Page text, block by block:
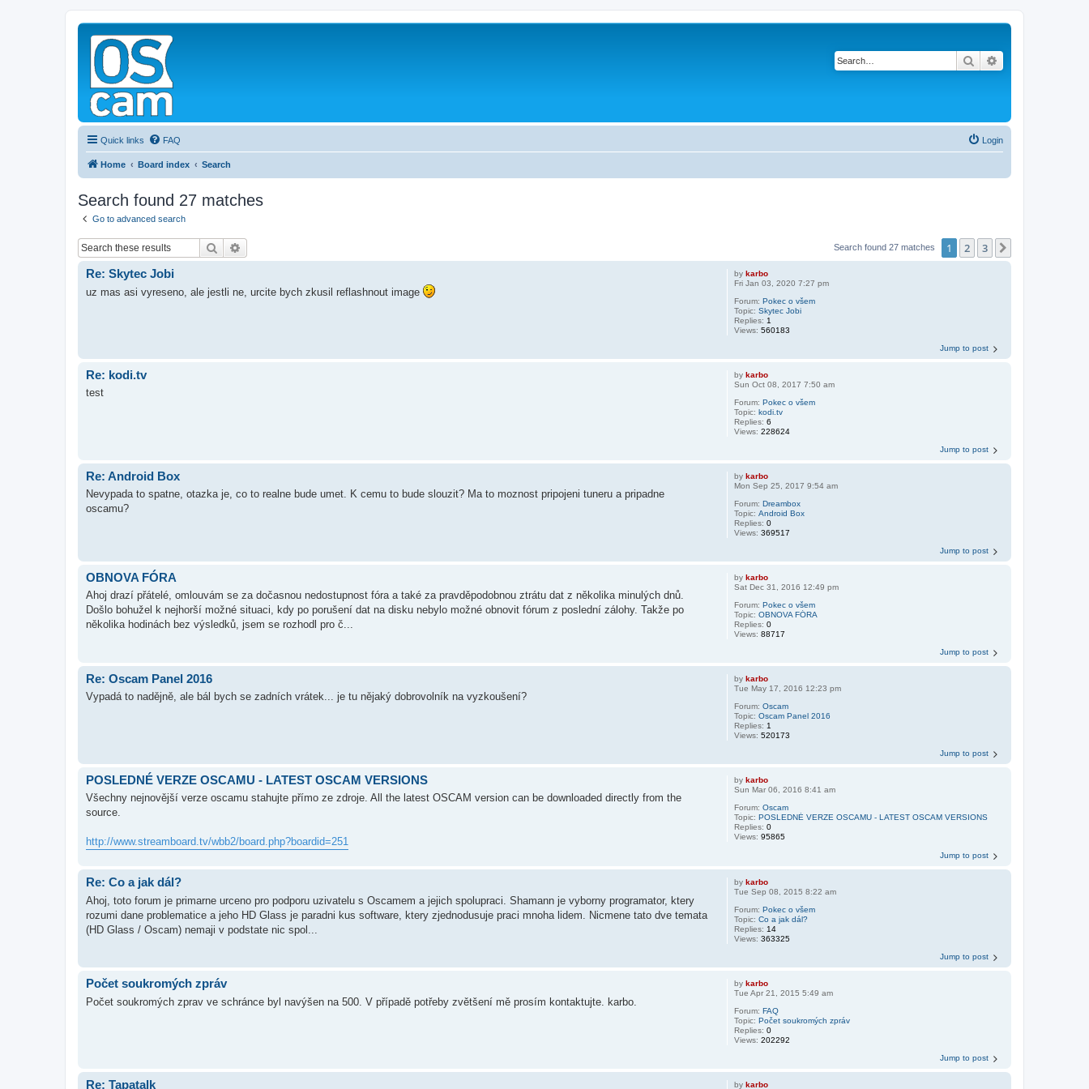
Search
Quick links FAQ Login
Home Board index Search
Search found 27 matches
Go to advanced search
Search Search found 27 matches 1 2 3
bykarbo
Fri Jan 03, 2020 7:27 pm
Forum:Pokec o všem
Topic:Skytec Jobi
Replies: 1
Views:560183
Re: Skytec Jobi
uz mas asi vyreseno, ale jestli ne, urcite bych zkusil reflashnout image
Jump to post
bykarbo
Sun Oct 08, 2017 7:50 am
Forum:Pokec o všem
Topic:kodi.tv
Replies:6
Views:228624
Re: kodi.tv
test
Jump to post
bykarbo
Mon Sep 25, 2017 9:54 am
Forum:Dreambox
Topic:Android Box
Replies:0
Views:369517
Re: Android Box
Nevypada to spatne, otazka je, co to realne bude umet. K cemu to bude slouzit? Ma to moznost pripojeni tuneru a pripadne
oscamu?
Jump to post
bykarbo
Sat Dec 31, 2016 12:49 pm
Forum:Pokec o všem
Topic:OBNOVA FÓRA
Replies:0
Views:88717
OBNOVA FÓRA
Ahoj drazí přátelé, omlouvám se za dočasnou nedostupnost fóra a také za pravděpodobnou ztrátu dat z několika minulých dnů.
Došlo bohužel k nejhorší možné situaci, kdy po porušení dat na disku nebylo možné obnovit fórum z poslední zálohy. Takže po
několika hodinách bez výsledků, jsem se rozhodl pro č...
Jump to post
bykarbo
Tue May 17, 2016 12:23 pm
Forum:Oscam
Topic:Oscam Panel 2016
Replies: 1
Views:520173
Re: Oscam Panel 2016
Vypadá to nadějně, ale bál bych se zadních vrátek... je tu nějaký dobrovolník na vyzkoušení?
Jump to post
bykarbo
Sun Mar 06, 2016 8:41 am
Forum:Oscam
Topic:POSLEDNÉ VERZE OSCAMU - LATEST OSCAM VERSIONS
Replies:0
Views:95865
POSLEDNÉ VERZE OSCAMU - LATEST OSCAM VERSIONS
Všechny nejnovější verze oscamu stahujte přímo ze zdroje. All the latest OSCAM version can be downloaded directly from the
source.
http://www.streamboard.tv/wbb2/board.php?boardid=251
Jump to post
bykarbo
Tue Sep 08, 2015 8:22 am
Forum:Pokec o všem
Topic:Co a jak dál?
Replies: 14
Views:363325
Re: Co a jak dál?
Ahoj, toto forum je primarne urceno pro podporu uzivatelu s Oscamem a jejich spolupraci. Shamann je vyborny programator, ktery
rozumi dane problematice a jeho HD Glass je paradni kus software, ktery zjednodusuje praci mnoha lidem. Nicmene tato dve temata
(HD Glass / Oscam) nemaji v podstate nic spol...
Jump to post
bykarbo
Tue Apr 21, 2015 5:49 am
Forum:FAQ
Topic:Počet soukromých zpráv
Replies:0
Views:202292
Počet soukromých zpráv
Počet soukromých zprav ve schránce byl navýšen na 500. V případě potřeby zvětšení mě prosím kontaktujte. karbo.
Jump to post
bykarbo
Re: Tapatalk